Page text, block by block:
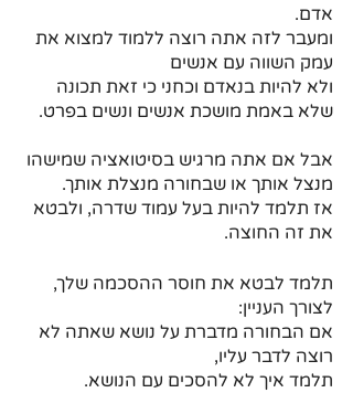
אדם.
ומעבר לזה אתה רוצה ללמוד למצוא את
עמק השווה עם אנשים
ולא להיות בנאדם וכחני כי זאת תכונה
שלא באמת מושכת אנשים ונשים בפרט.
אבל אם אתה מרגיש בסיטואציה שמישהו
מנצל אותך או שבחורה מנצלת אותך.
אז תלמד להיות בעל עמוד שדרה, ולבטא
את זה החוצה.
תלמד לבטא את חוסר ההסכמה שלך,
לצורך העניין:
אם הבחורה מדברת על נושא שאתה לא
רוצה לדבר עליו,
תלמד איך לא להסכים עם הנושא.